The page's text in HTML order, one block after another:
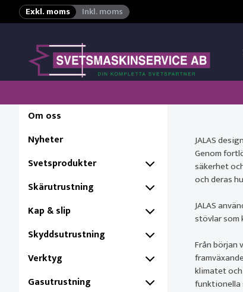
Exkl. moms Inkl. moms
Om oss
Nyheter
Svetsprodukter
Skärutrustning
Kap & slip
Skyddsutrustning
Verktyg
Gasutrustning
JALAS
Genom
säkerhet
och deras
JALAS
stövlar som
Från början
klimatet
funktionella